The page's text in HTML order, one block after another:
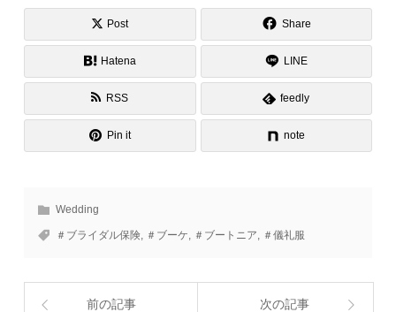
Post Share
Hatena LINE
RSS feedly
Pin it note
Wedding
＃ブライダル保険, ＃ブーケ, ＃ブートニア, ＃儀礼服
前の記事 次の記事